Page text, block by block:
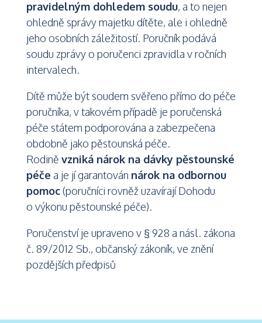
pravidelným dohledem soudu, a to nejen
ohledně správy majetku dítěte, ale i ohledně
jeho osobních záležitostí. Poručník podává
soudu zprávy o poručenci zpravidla v ročních
intervalech.
Dítě může být soudem svěřeno přímo do péče
poručníka, v takovém případě je poručenská
péče státem podporována a zabezpečena
obdobně jako pěstounská péče.
Rodině vzniká nárok na dávky pěstounské
péče a je jí garantován nárok na odbornou
pomoc(poručníci rovněž uzavírají Dohodu
o výkonu pěstounské péče).
Poručenství je upraveno v § 928 a násl. zákona
č. 89/2012 Sb., občanský zákoník, ve znění
pozdějších předpisů